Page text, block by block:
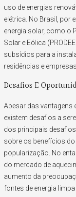
uso de energias
elétrica. No Brasil, por
energia solar, como o
Solar e Eólica
subsídios para a
residências e empresas.
Desafios E
Apesar das vantagens
existem desafios a
dos principais
sobre os benefícios
popularização. No
do mercado de
aumento da
fontes de energia limpa